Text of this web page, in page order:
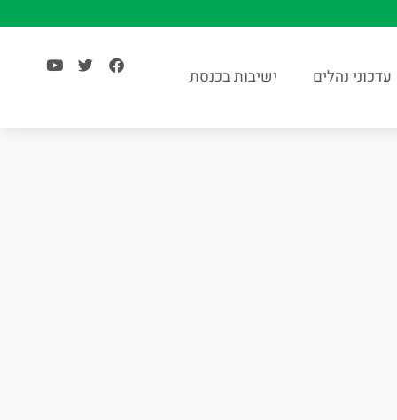
עדכוני נהלים ישיבות בכנסת